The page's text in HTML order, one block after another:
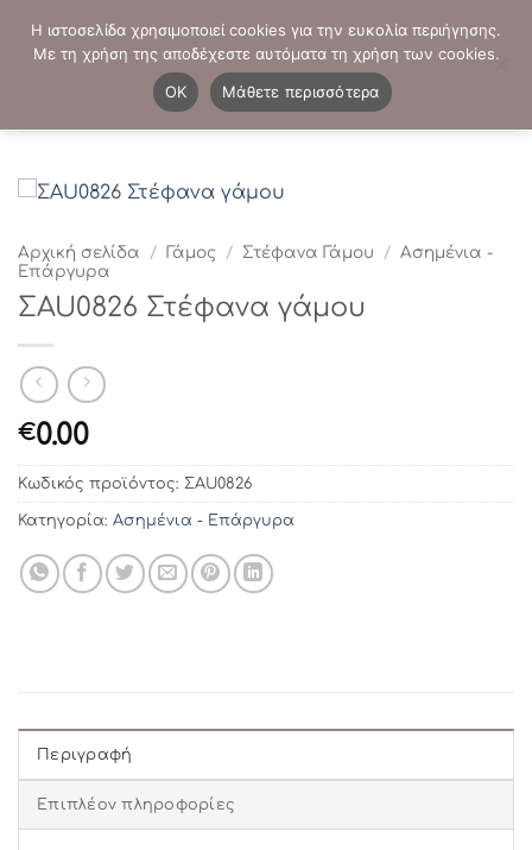
στο
ΤΗΛΕΦΩΝΙΚΕΣ ΠΑΡΑΓΓΕΛΙΕΣ: - 2103821941
Αρχική σελίδα / Γάμος / Στέφανα Γάμου / Ασημένια -
Επάργυρα
ΣAU0826 Στέφανα γάμου
€0.00
Κωδικός προϊόντος: ΣAU0826
Κατηγορία: Ασημένια - Επάργυρα
Περιγραφή
Επιπλέον πληροφορίες
Η ιστοσελίδα χρησιμοποιεί cookies για την ευκολία περιήγησης.
Με τη χρήση της αποδέχεστε αυτόματα τη χρήση των cookies.
OK
Μάθετε περισσότερα